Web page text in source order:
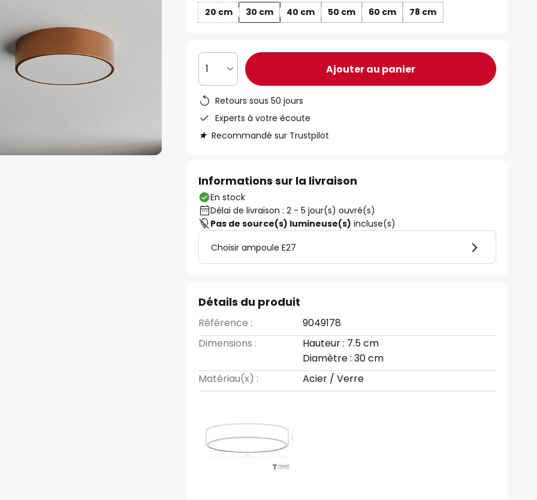
20 cm 30 cm 40 cm 50 cm 60 cm 78 cm
1 Ajouter au panier
Retours sous 50 jours
Experts à votre écoute
Recommandé sur Trustpilot
Informations sur la livraison
En stock
Délai de livraison : 2 - 5 jour(s) ouvré(s)
Pas de source(s) lumineuse(s) incluse(s)
Choisir ampoule E27
Détails du produit
Référence :
9049178
Dimensions :
Hauteur : 7.5 cm
Diamètre : 30 cm
Matériau(x) :
Acier / Verre